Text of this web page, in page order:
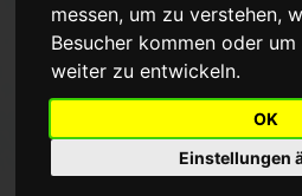
messen, um zu verstehen,
Besucher kommen oder
weiter zu entwickeln.
OK
Einstellungen
Aufstellung
Punkt
Name
Wolfgang
Joachim Schatz